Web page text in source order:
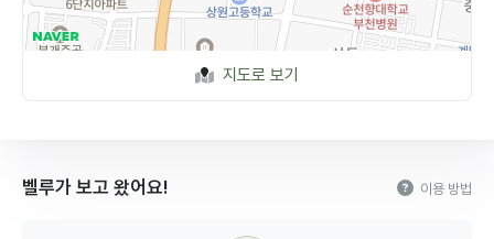
지도로 보기
벨루가 보고 왔어요! 이용 방법